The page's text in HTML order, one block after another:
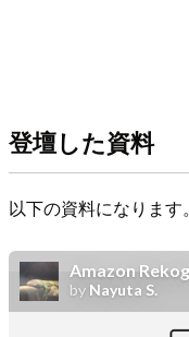
登壇した資料
以下の資料になります。